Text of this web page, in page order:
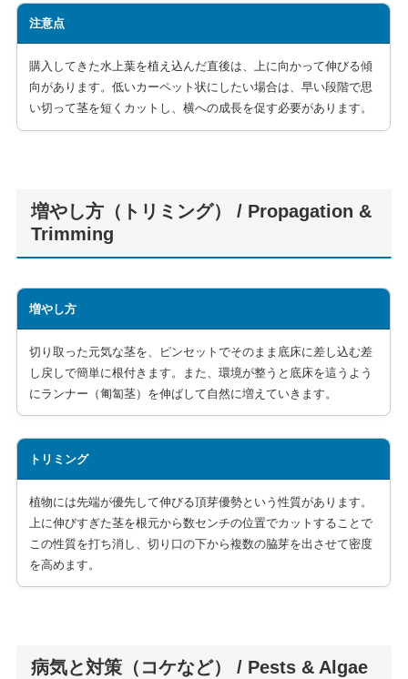
注意点
購入してきた水上葉を植え込んだ直後は、上に向かって伸びる傾
向があります。低いカーペット状にしたい場合は、早い段階で思
い切って茎を短くカットし、横への成長を促す必要があります。
増やし方（トリミング） / Propagation &
Trimming
増やし方
切り取った元気な茎を、ピンセットでそのまま底床に差し込む差
し戻しで簡単に根付きます。また、環境が整うと底床を這うよう
にランナー（匍匐茎）を伸ばして自然に増えていきます。
トリミング
植物には先端が優先して伸びる頂芽優勢という性質があります。
上に伸びすぎた茎を根元から数センチの位置でカットすることで
この性質を打ち消し、切り口の下から複数の脇芽を出させて密度
を高めます。
病気と対策（コケなど） / Pests & Algae